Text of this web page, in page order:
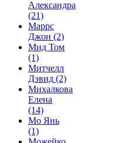
Александра
(21)
Маррс
Джон (2)
Мид Том
(1)
Митчелл
Дэвид (2)
Михалкова
Елена
(14)
Мо Янь
(1)